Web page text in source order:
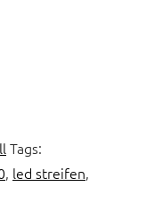
Tags:
, led streifen,